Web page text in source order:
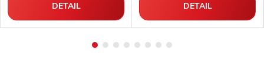
DETAIL DETAIL